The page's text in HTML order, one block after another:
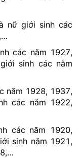
nữ giới sinh các
các năm 1927,
sinh các năm
năm 1928, 1937,
các năm 1922,
các năm 1920,
sinh năm 1921,